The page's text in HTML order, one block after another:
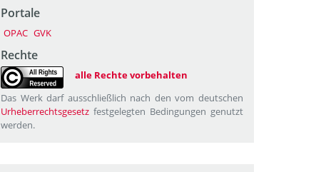
Portale
OPAC GVK
Rechte
alle Rechte vorbehalten
Das Werk darf ausschließlich nach den vom deutschen
Urheberrechtsgesetz festgelegten Bedingungen genutzt
werden.